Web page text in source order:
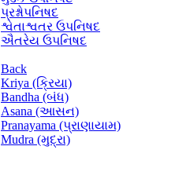
પ્રશ્નોપનિષદ
શ્વેતાશ્વતર ઉપનિષદ
ઐતરેય ઉપનિષદ
Back
Kriya (ક્રિયા)
Bandha (બંધ)
Asana (આસન)
Pranayama (પ્રાણાયામ)
Mudra (મુદ્રા)